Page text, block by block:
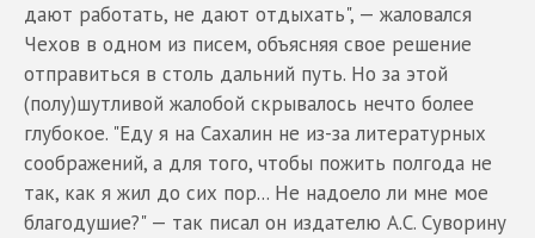
дают работать, не дают отдыхать", — жаловался
Чехов в одном из писем, объясняя свое решение
отправиться в столь дальний путь. Но за этой
(полу)шутливой жалобой скрывалось нечто более
глубокое. "Еду я на Сахалин не из-за литературных
соображений, а для того, чтобы пожить полгода не
так, как я жил до сих пор... Не надоело ли мне мое
благодушие?" — так писал он издателю А.С. Суворину